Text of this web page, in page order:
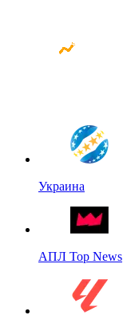
Украина
АПЛ Top News